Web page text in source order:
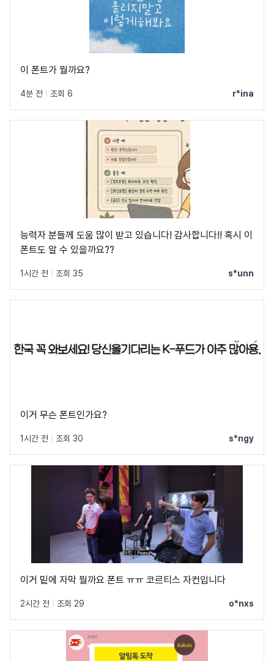
이 폰트가 뭘까요?
4분 전 조회 6 r*ina
능력자 분들께 도움 많이 받고 있습니다! 감사합니다!! 혹시 이
폰트도 알 수 있을까요??
1시간 전 조회 35 s*unn
이거 무슨 폰트인가요?
1시간 전 조회 30 s*ngy
이거 밑에 자막 뭘까요 폰트 ㅠㅠ 코르티스 자컨입니다
2시간 전 조회 29 o*nxs